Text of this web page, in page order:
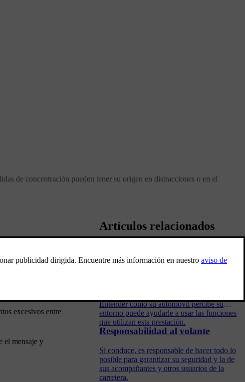
de concentración pueden tener su origen en distracciones o en el
excesivos
excesivos entre
el mensaje y
Artículos relacionados
Detección del entorno y el tráfico
Entender cómo su automóvil percibe su
entorno puede ayudarle a usar las funciones
que utilizan esta prestación.
Responsabilidad al volante
Si conduce, es responsable de hacer todo lo
posible para garantizar su seguridad y la de
sus acompañantes y otros usuarios de la
carretera.